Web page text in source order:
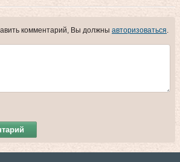
комментарий, Вы должны авторизоваться.